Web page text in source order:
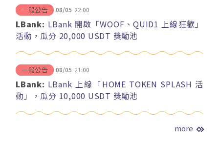
一般公告 08/05 22:00
LBank: LBank 開啟「WOOF、QUID1 上線狂歡」
活動，瓜分 20,000 USDT 獎勵池
一般公告 08/05 21:00
LBank: LBank 上線「HOME TOKEN SPLASH 活
動」，瓜分 10,000 USDT 獎勵池
more